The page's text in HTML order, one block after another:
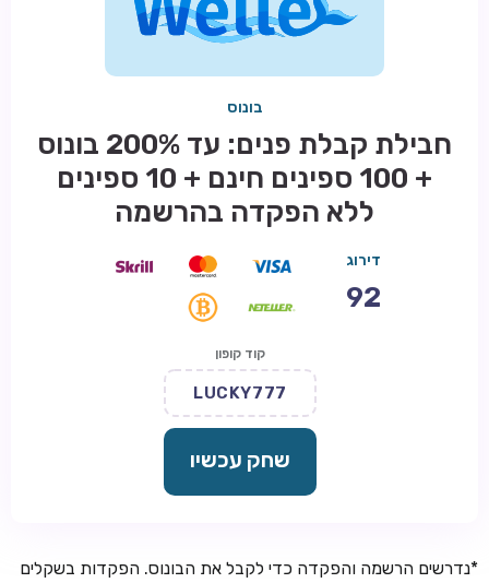
בונוס
חבילת קבלת פנים: עד 200% בונוס
+ 100 ספינים חינם + 10 ספינים
ללא הפקדה בהרשמה
דירוג
92
קוד קופון
LUCKY777
שחק עכשיו
*נדרשים הרשמה והפקדה כדי לקבל את הבונוס. הפקדות בשקלים